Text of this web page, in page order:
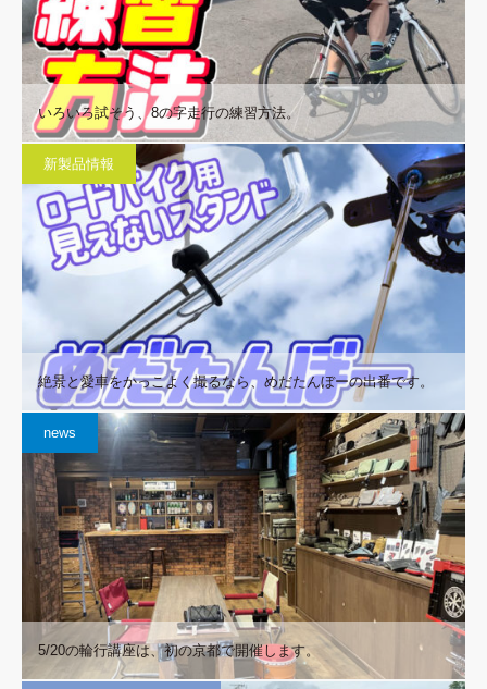
いろいろ試そう、8の字走行の練習方法。
新製品情報
絶景と愛車をかっこよく撮るなら、めだたんぼーの出番です。
news
5/20の輪行講座は、初の京都で開催します。